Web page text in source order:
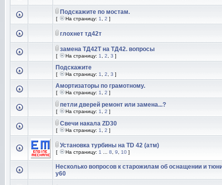
Подскажите по мостам.
[ На страницу: 1 2 ]
глохнет тд42т
замена ТД42Т на ТД42. вопросы
[ На страницу: 1 2 3 ]
Подскажите
[ На страницу: 1 2 3 ]
Амортизаторы по грамотному.
[ На страницу: 1 2 ]
петли дверей ремонт или замена...?
[ На страницу: 1 2 ]
Свечи накала ZD30
[ На страницу: 1 2 ]
Установка турбины на ТD 42 (атм)
[ На страницу: 1 8 9 10 ]
Несколько вопросов к старожилам об оснащении и
y60